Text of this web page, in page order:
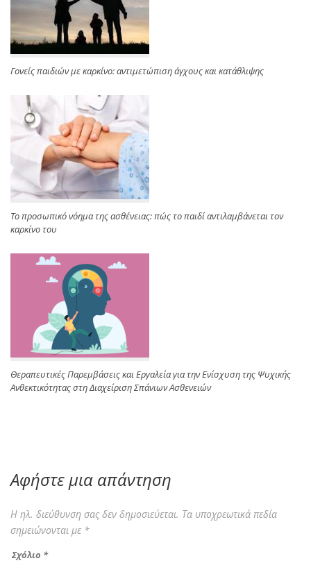
Γονείς παιδιών με καρκίνο: αντιμετώπιση άγχους και κατάθλιψης
Το προσωπικό νόημα της ασθένειας: πώς το παιδί αντιλαμβάνεται τον
καρκίνο του
Θεραπευτικές Παρεμβάσεις και Εργαλεία για την Ενίσχυση της Ψυχικής
Ανθεκτικότητας στη Διαχείριση Σπάνιων Ασθενειών
Αφήστε μια απάντηση
Η ηλ. διεύθυνση σας δεν δημοσιεύεται. Τα υποχρεωτικά πεδία
σημειώνονται με *
Σχόλιο *